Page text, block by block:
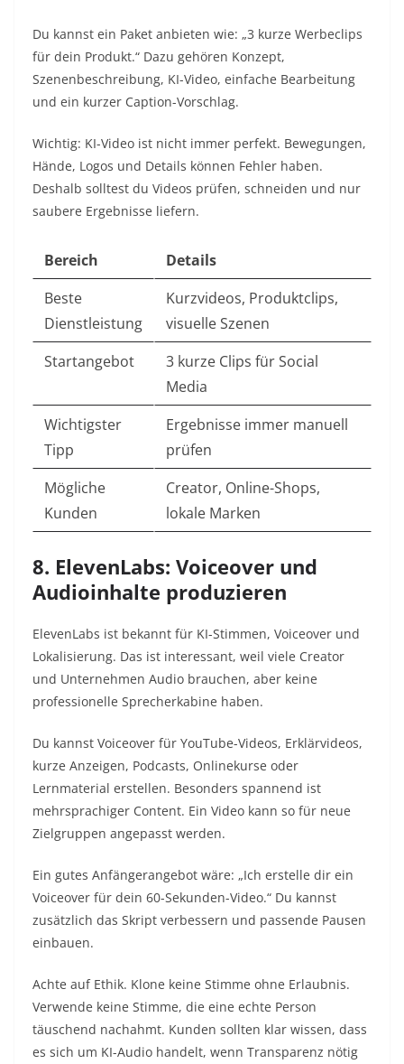
Du kannst ein Paket anbieten wie: „3 kurze Werbeclips
für dein Produkt.“ Dazu gehören Konzept,
Szenenbeschreibung, KI-Video, einfache Bearbeitung
und ein kurzer Caption-Vorschlag.
Wichtig: KI-Video ist nicht immer perfekt. Bewegungen,
Hände, Logos und Details können Fehler haben.
Deshalb solltest du Videos prüfen, schneiden und nur
saubere Ergebnisse liefern.
Bereich
Details
Beste
Dienstleistung
Kurzvideos, Produktclips,
visuelle Szenen
Startangebot
3 kurze Clips für Social
Media
Wichtigster
Tipp
Ergebnisse immer manuell
prüfen
Mögliche
Kunden
Creator, Online-Shops,
lokale Marken
8. ElevenLabs: Voiceover und
Audioinhalte produzieren
ElevenLabs ist bekannt für KI-Stimmen, Voiceover und
Lokalisierung. Das ist interessant, weil viele Creator
und Unternehmen Audio brauchen, aber keine
professionelle Sprecherkabine haben.
Du kannst Voiceover für YouTube-Videos, Erklärvideos,
kurze Anzeigen, Podcasts, Onlinekurse oder
Lernmaterial erstellen. Besonders spannend ist
mehrsprachiger Content. Ein Video kann so für neue
Zielgruppen angepasst werden.
Ein gutes Anfängerangebot wäre: „Ich erstelle dir ein
Voiceover für dein 60-Sekunden-Video.“ Du kannst
zusätzlich das Skript verbessern und passende Pausen
einbauen.
Achte auf Ethik. Klone keine Stimme ohne Erlaubnis.
Verwende keine Stimme, die eine echte Person
täuschend nachahmt. Kunden sollten klar wissen, dass
es sich um KI-Audio handelt, wenn Transparenz nötig